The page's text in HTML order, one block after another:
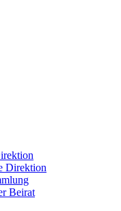
Direktion
Beirat